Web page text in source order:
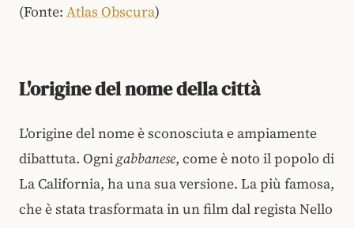
(Fonte: Atlas Obscura)
L'origine del nome della città
L'origine del nome è sconosciuta e ampiamente
dibattuta. Ognigabbanese, come è noto il popolo di
La California, ha una sua versione. La più famosa,
che è stata trasformata in un film dal regista Nello